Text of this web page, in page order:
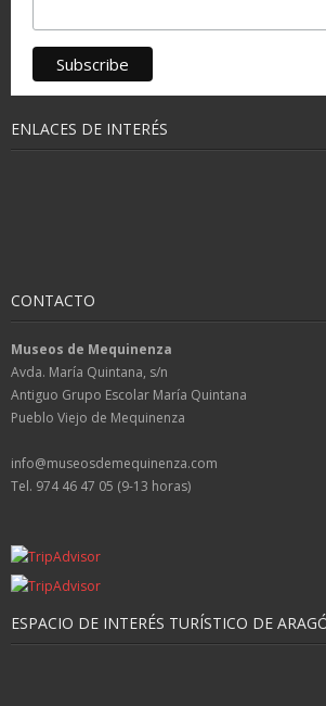
ENLACES DE INTERÉS
CONTACTO
Museos de Mequinenza
Avda. María Quintana, s/n
Antiguo Grupo Escolar María Quintana
Pueblo Viejo de Mequinenza
info@museosdemequinenza.com
Tel. 974 46 47 05 (9-13 horas)
ESPACIO DE INTERÉS TURÍSTICO DE